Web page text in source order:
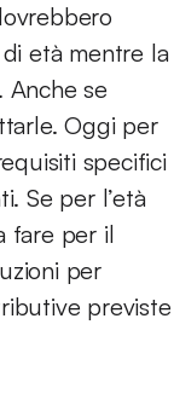
età mentre la
Anche se
Oggi per
specifici
Se per l’età
fare per il
per
previste